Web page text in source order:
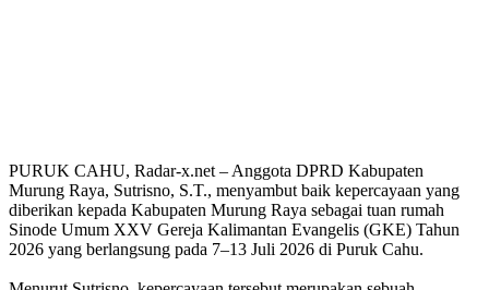
PURUK CAHU, Radar-x.net – Anggota DPRD Kabupaten
Murung Raya, Sutrisno, S.T., menyambut baik kepercayaan yang
diberikan kepada Kabupaten Murung Raya sebagai tuan rumah
Sinode Umum XXV Gereja Kalimantan Evangelis (GKE) Tahun
2026 yang berlangsung pada 7–13 Juli 2026 di Puruk Cahu.